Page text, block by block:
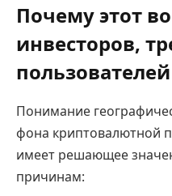
Почему этот
инвесторов,
пользователей
Понимание
фона криптовалютной
имеет решающее
причинам: